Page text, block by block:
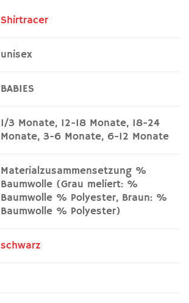
Shirtracer
unisex
BABIES
1/3 Monate, 12-18 Monate, 18-24
Monate, 3-6 Monate, 6-12 Monate
Materialzusammensetzung %
Baumwolle (Grau meliert: %
Baumwolle % Polyester, Braun: %
Baumwolle % Polyester)
schwarz